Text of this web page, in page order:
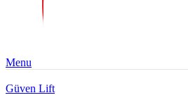
Menu
Güven Lift